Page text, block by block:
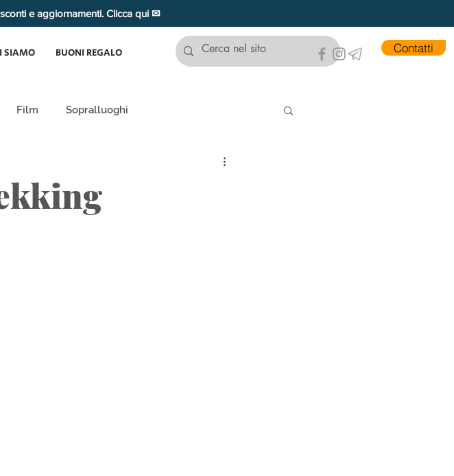
e aggiornamenti. Clicca qui ✉
SIAMO BUONI REGALO Contatti
Film Sopralluoghi